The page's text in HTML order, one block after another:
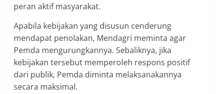
peran aktif masyarakat.
Apabila kebijakan yang disusun cenderung
mendapat penolakan, Mendagri meminta agar
Pemda mengurungkannya. Sebaliknya, jika
kebijakan tersebut memperoleh respons positif
dari publik, Pemda diminta melaksanakannya
secara maksimal.